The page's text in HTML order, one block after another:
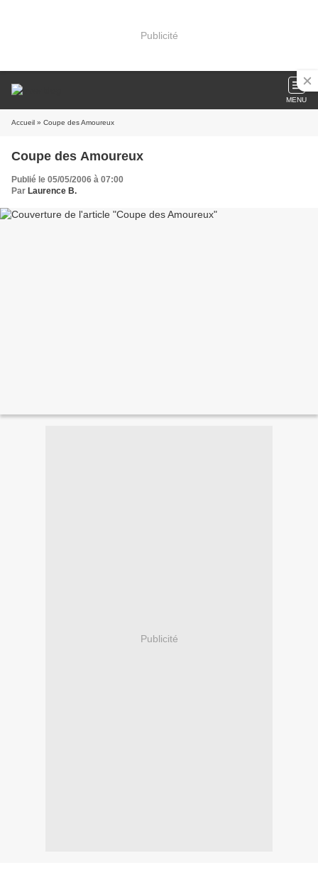
Publicité
MENU
Accueil » Coupe des Amoureux
Coupe des Amoureux
Publié le 05/05/2006 à 07:00
Par Laurence B.
Publicité